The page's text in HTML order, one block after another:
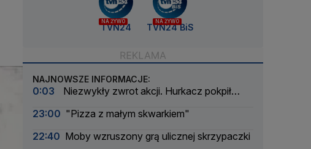
NA ŻYWO
TVN24
NA ŻYWO
TVN24 BiS
NAJNOWSZE INFORMACJE:
0:03
Niezwykły zwrot akcji. Hurkacz pokpił
23:00 "Pizza z małym skwarkiem"
22:40 Moby wzruszony grą ulicznej skrzypaczki